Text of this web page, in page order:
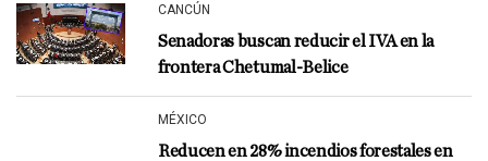
CANCÚN
Senadoras buscan reducir el IVA en la
frontera Chetumal-Belice
MÉXICO
Reducen en 28% incendios forestales en